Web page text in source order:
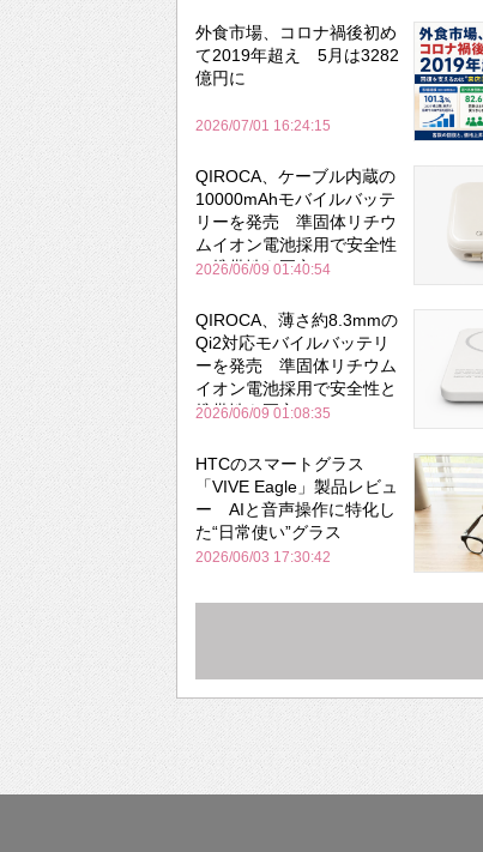
外食市場、コロナ禍後初め
て2019年超え 5月は3282
億円に
2026/07/01 16:24:15
QIROCA、ケーブル内蔵の
10000mAhモバイルバッテ
リーを発売 準固体リチウ
ムイオン電池採用で安全性
と携帯性を両立
2026/06/09 01:40:54
QIROCA、薄さ約8.3mmの
Qi2対応モバイルバッテリ
ーを発売 準固体リチウム
イオン電池採用で安全性と
携帯性を両立
2026/06/09 01:08:35
HTCのスマートグラス
「VIVE Eagle」製品レビュ
ー AIと音声操作に特化し
た“日常使い”グラス
2026/06/03 17:30:42